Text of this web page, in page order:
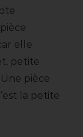
elle
petite
pièce
la petite